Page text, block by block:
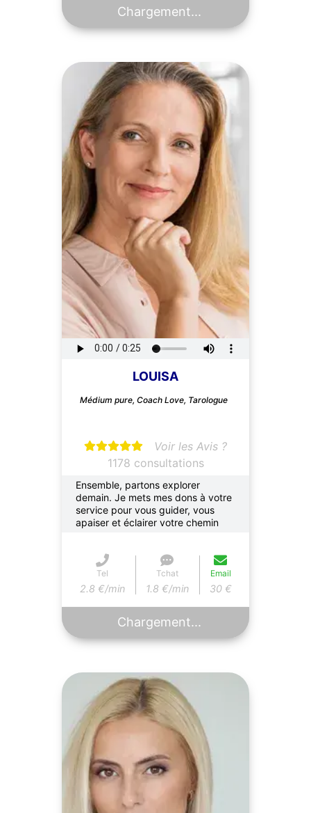
Chargement...
LOUISA
Médium pure, Coach Love, Tarologue
Voir les Avis ?
1178 consultations
Ensemble, partons explorer
demain. Je mets mes dons à votre
service pour vous guider, vous
apaiser et éclairer votre chemin
Tel
2.8 €/min
Tchat
1.8 €/min
Email
30 €
Chargement...